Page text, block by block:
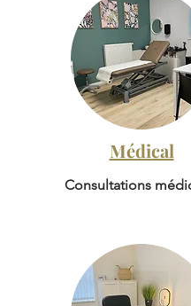
Médical
Consultations